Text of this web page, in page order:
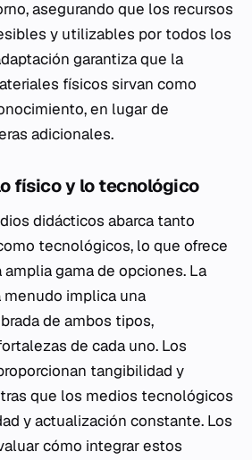
asegurando que los recursos
y utilizables por todos los
garantiza que la
físicos sirvan como
en lugar de
adicionales.
físico y lo tecnológico
didácticos abarca tanto
tecnológicos, lo que ofrece
gama de opciones. La
implica una
de ambos tipos,
de cada uno. Los
tangibilidad y
que los medios tecnológicos
y actualización constante. Los
cómo integrar estos